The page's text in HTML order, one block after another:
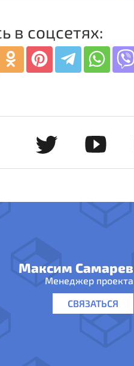
в соцсетях:
Максим Самарев
Менеджер проекта
СВЯЗАТЬСЯ